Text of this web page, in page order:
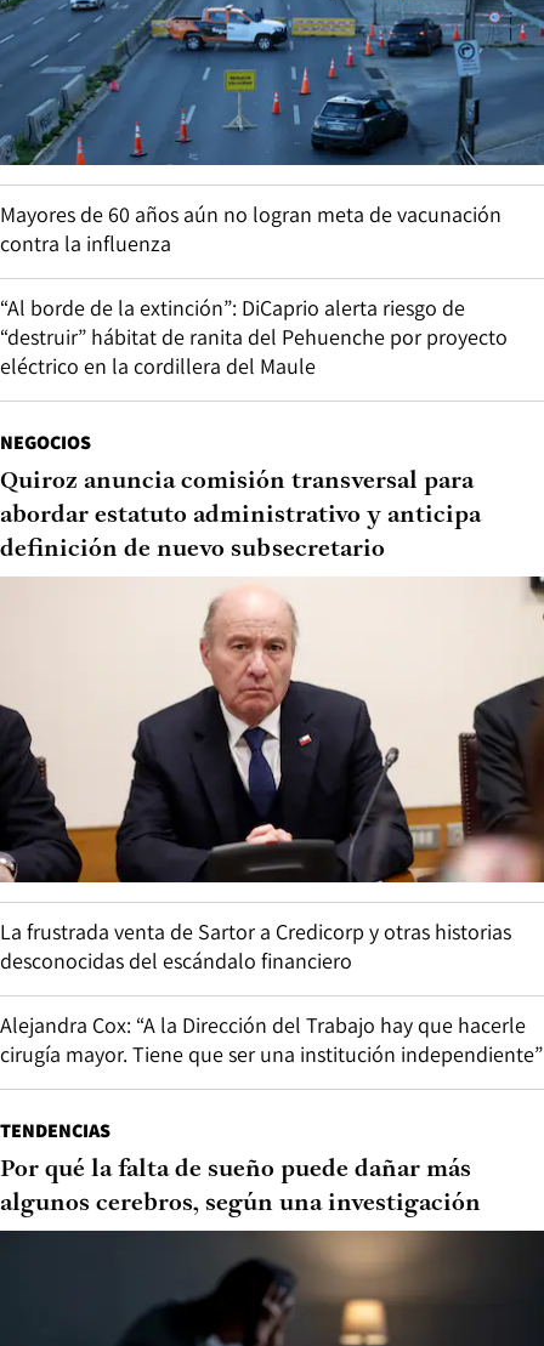
Mayores de 60 años aún no logran meta de vacunación
contra la influenza
“Al borde de la extinción”: DiCaprio alerta riesgo de
“destruir” hábitat de ranita del Pehuenche por proyecto
eléctrico en la cordillera del Maule
NEGOCIOS
Quiroz anuncia comisión transversal para
abordar estatuto administrativo y anticipa
definición de nuevo subsecretario
La frustrada venta de Sartor a Credicorp y otras historias
desconocidas del escándalo financiero
Alejandra Cox: “A la Dirección del Trabajo hay que hacerle
cirugía mayor. Tiene que ser una institución independiente”
TENDENCIAS
Por qué la falta de sueño puede dañar más
algunos cerebros, según una investigación